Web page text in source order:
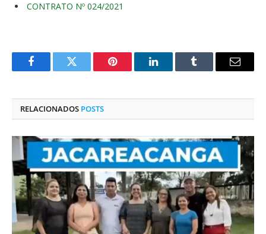
CONTRATO Nº 024/2021
FacebookTwitter Pinterest O
Tumblr
E-
RELACIONADOS POSTS